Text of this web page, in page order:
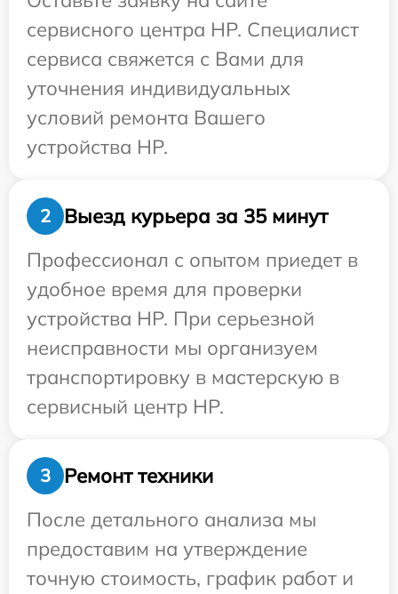
сервисного центра HP. Специалист
сервиса свяжется с Вами для
уточнения индивидуальных
условий ремонта Вашего
устройства HP.
2
Выезд курьера за 35 минут
Профессионал с опытом приедет в
удобное время для проверки
устройства HP. При серьезной
неисправности мы организуем
транспортировку в мастерскую в
сервисный центр HP.
3
Ремонт техники
После детального анализа мы
предоставим на утверждение
точную стоимость, график работ и